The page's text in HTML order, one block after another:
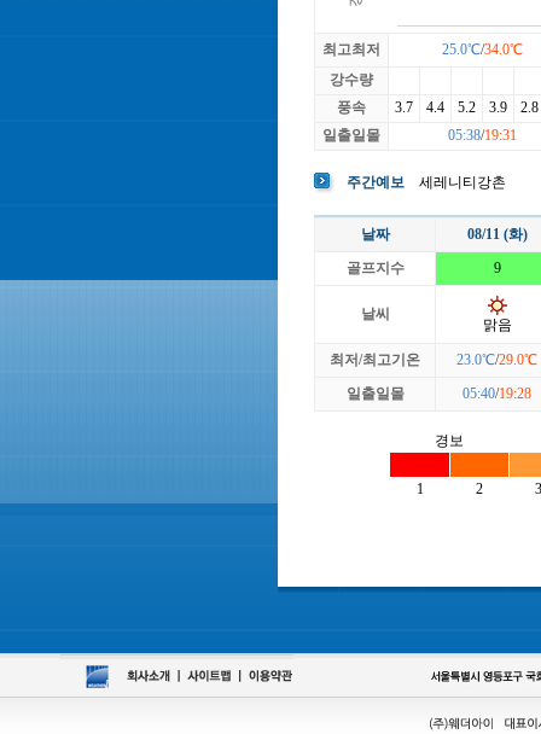
최고최저 25.0℃/34.0℃
강수량
풍속
3.7 4.4 5.2 3.9
2.8
일출일몰
05:38/19:31
주간예보 세레니티강촌
날짜
08/11 (화)
골프지수
9
날씨
맑음
최저/최고기온 23.0℃/29.0℃
일출일몰
05:40/19:28
경보
1 2 3